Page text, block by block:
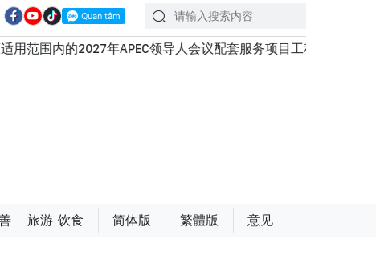
领导人会议配套服务项目工程认定标准 越南第十六届
旅游-饮食 简体版 繁體版 意见